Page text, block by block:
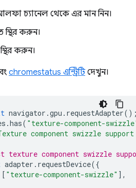
চ্যানেল থেকে এর মান নিন।
স্থির করুন।
করুন।
chromestatus এন্ট্রিটিদেখুন।
navigator .gpu . requestAdapter
.has( "texture-component-
component swizzle
component swizzle
adapter . requestDevice({
[ "texture-component-swizzle" ],